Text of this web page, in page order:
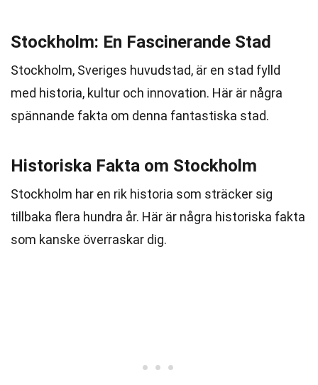
Stockholm: En Fascinerande Stad
Stockholm, Sveriges huvudstad, är en stad fylld
med historia, kultur och innovation. Här är några
spännande fakta om denna fantastiska stad.
Historiska Fakta om Stockholm
Stockholm har en rik historia som sträcker sig
tillbaka flera hundra år. Här är några historiska fakta
som kanske överraskar dig.